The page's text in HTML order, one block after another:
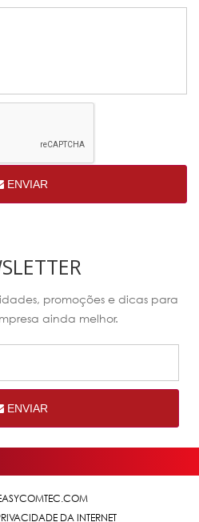
ENVIAR
promoções e dicas para
ainda melhor.
ENVIAR
DA INTERNET